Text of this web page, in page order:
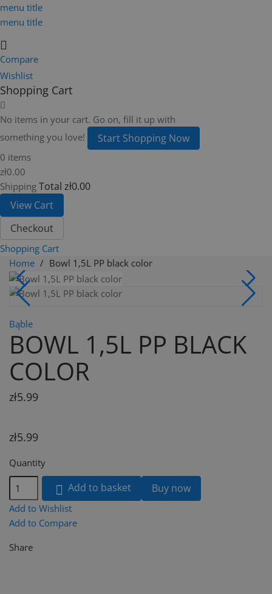
menu title
menu title
Compare
Wishlist
Shopping Cart
No items in your cart. Go on, fill it up with
something you love!
Start Shopping Now
0 items
zł0.00
Shipping Total zł0.00
View Cart
Checkout
Shopping Cart
Home
Bowl 1,5L PP black color
Bąble
BOWL 1,5L PP BLACK
COLOR
zł5.99
zł5.99
Quantity
 Add to basket Buy now
Add to Wishlist
Add to Compare
Share